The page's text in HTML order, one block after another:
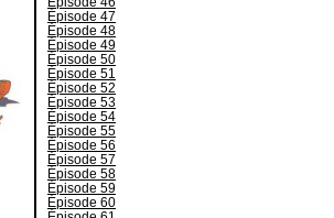
Épisode 47
Épisode 48
Épisode 49
Épisode 50
Épisode 51
Épisode 52
Épisode 53
Épisode 54
Épisode 55
Épisode 56
Épisode 57
Épisode 58
Épisode 59
Épisode 60